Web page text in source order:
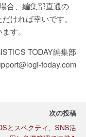
合、編集部直通の
ければ幸いです。
す。
TODAY編集部
today.com
次の投稿
とスペクティ、SNS活